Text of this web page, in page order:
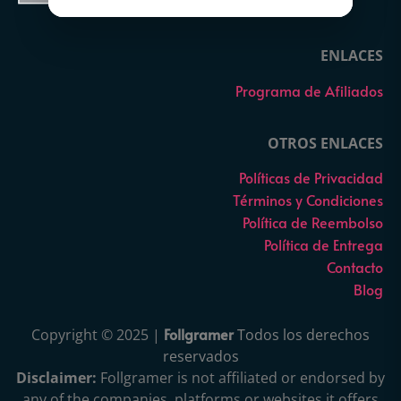
ENLACES
Programa de Afiliados
OTROS ENLACES
Políticas de Privacidad
Términos y Condiciones
Política de Reembolso
Política de Entrega
Contacto
Blog
Copyright © 2025 | FollgramerTodos los derechos
reservados
Disclaimer: Follgramer is not affiliated or endorsed by